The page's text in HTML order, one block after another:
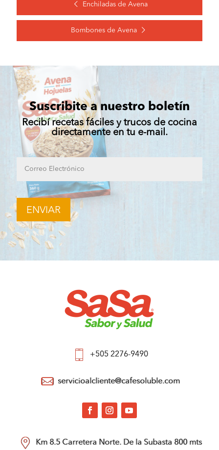
Enchiladas de Avena
Bombones de Avena
Suscribite a nuestro boletín
Recibí recetas fáciles y trucos de cocina
directamente en tu e-mail.
+505 2276-9490
servicioalcliente@cafesoluble.com
Km 8.5 Carretera Norte. De la Subasta 800 mts